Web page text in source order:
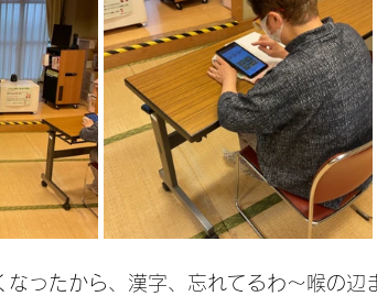
なったから、漢字、忘れてるわ〜喉の